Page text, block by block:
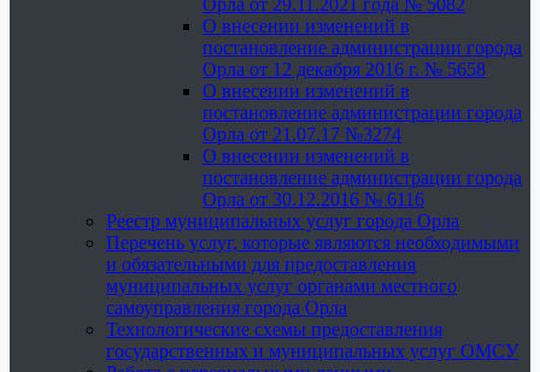
Орла от 29.11.2021 года № 5082
О внесении изменений в
постановление администрации города
Орла от 12 декабря 2016 г. № 5658
О внесении изменений в
постановление администрации города
Орла от 21.07.17 №3274
О внесении изменений в
постановление администрации города
Орла от 30.12.2016 № 6116
Реестр муниципальных услуг города Орла
Перечень услуг, которые являются необходимыми
и обязательными для предоставления
муниципальных услуг органами местного
самоуправления города Орла
Технологические схемы предоставления
государственных и муниципальных услуг ОМСУ